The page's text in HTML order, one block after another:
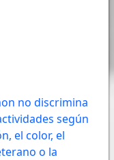
no discrimina
según
el color, el
o la